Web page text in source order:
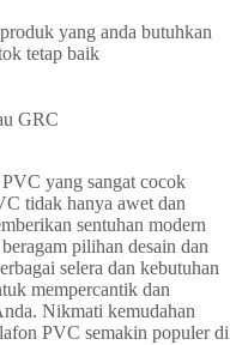
yang anda butuhkan
tetap baik
yang sangat cocok
tidak hanya awet dan
sentuhan modern
pilihan desain dan
selera dan kebutuhan
mempercantik dan
Nikmati kemudahan
PVC semakin populer di